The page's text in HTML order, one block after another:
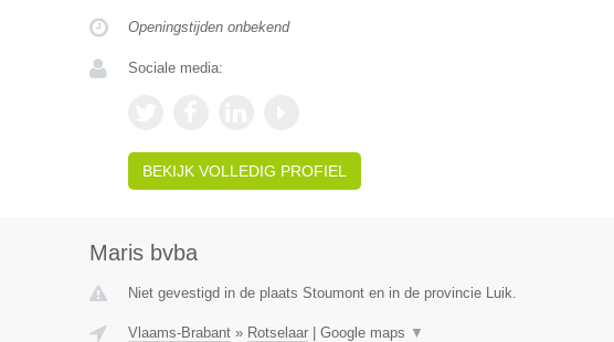
Openingstijden onbekend
Sociale media:
BEKIJK VOLLEDIG PROFIEL
Maris bvba
Niet gevestigd in de plaats Stoumont en in de provincie Luik.
Vlaams-Brabant» Rotselaar| Google maps ▼